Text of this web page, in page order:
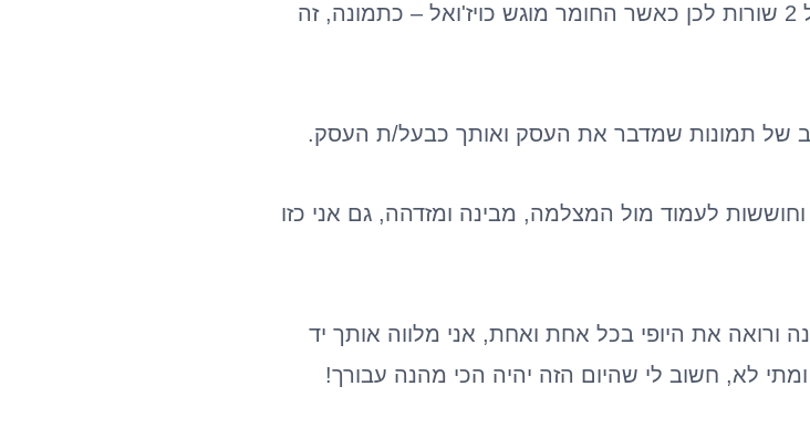
כיום הכל מהיר , אנשים רוצים הכל מהמוכן , מתעצלים לקרוא מעבר ל 2 שורות לכן כאשר החומר מוגש כויז'ואל – כתמונה, זה
רחב של תמונות שמדבר את העסק ואותך כבעל/ת העסק.
לעמוד מול המצלמה, מבינה ומזדהה, גם אני כזו
ורואה את היופי בכל אחת ואחת, אני מלווה אותך יד
לא, חשוב לי שהיום הזה יהיה הכי מהנה עבורך!